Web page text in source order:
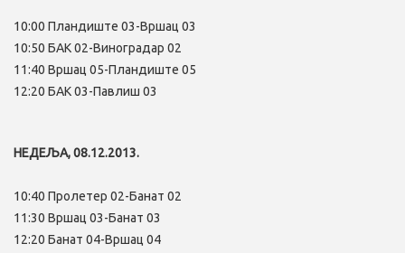
10:00 Пландиште 03-Вршац 03
10:50 БАК 02-Виноградар 02
11:40 Вршац 05-Пландиште 05
12:20 БАК 03-Павлиш 03
НЕДЕЉА, 08.12.2013.
10:40 Пролетер 02-Банат 02
11:30 Вршац 03-Банат 03
12:20 Банат 04-Вршац 04